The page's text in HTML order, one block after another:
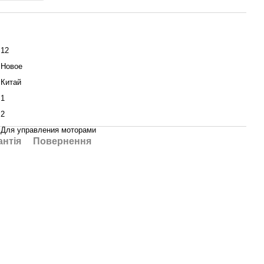
12
Новое
Китай
1
2
Для управления моторами
Повернення